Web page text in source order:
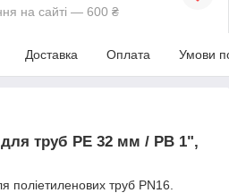
на сайті — 600 ₴
Доставка Оплата Умови
труб PE 32 мм / РВ 1",
поліетиленових труб PN16.